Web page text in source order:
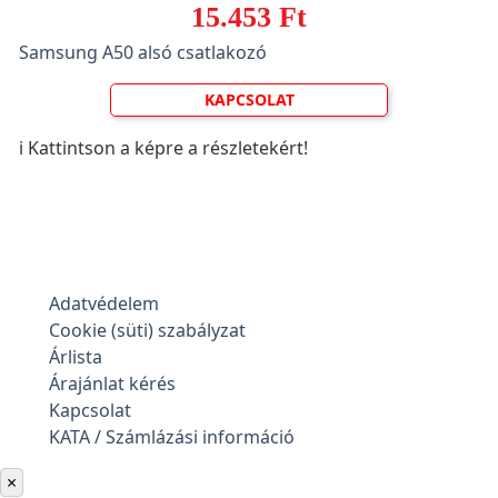
15.453 Ft
Samsung A50 alsó csatlakozó
KAPCSOLAT
ℹ️ Kattintson a képre a részletekért!
Adatvédelem
Cookie (süti) szabályzat
Árlista
Árajánlat kérés
Kapcsolat
KATA / Számlázási információ
×